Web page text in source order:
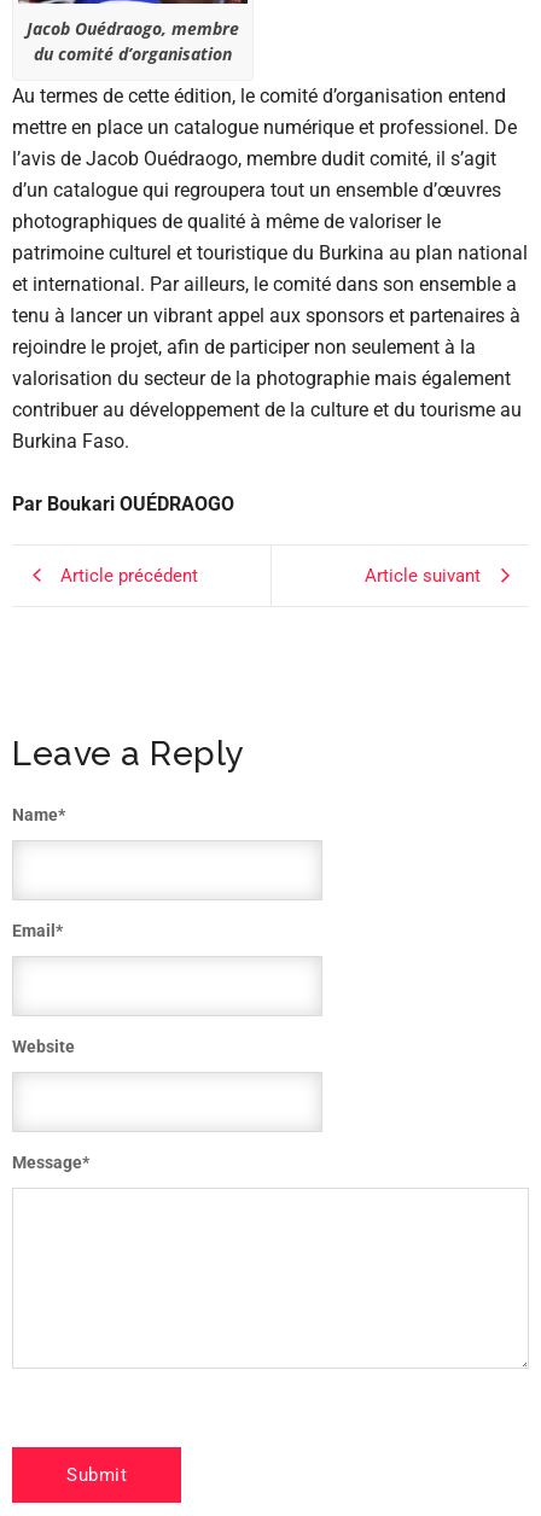
Jacob Ouédraogo, membre
du comité d’organisation
Au termes de cette édition, le comité d’organisation entend
mettre en place un catalogue numérique et professionel. De
l’avis de Jacob Ouédraogo, membre dudit comité, il s’agit
d’un catalogue qui regroupera tout un ensemble d’œuvres
photographiques de qualité à même de valoriser le
patrimoine culturel et touristique du Burkina au plan national
et international. Par ailleurs, le comité dans son ensemble a
tenu à lancer un vibrant appel aux sponsors et partenaires à
rejoindre le projet, afin de participer non seulement à la
valorisation du secteur de la photographie mais également
contribuer au développement de la culture et du tourisme au
Burkina Faso.
Par Boukari OUÉDRAOGO
Article précédent Article suivant
Leave a Reply
Message*
Name*
Email*
Website